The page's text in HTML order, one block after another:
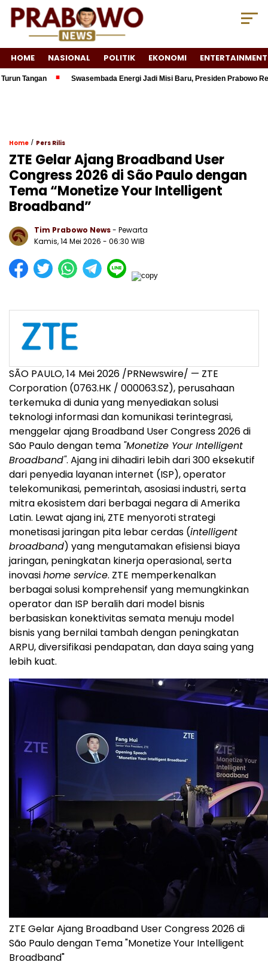
HOME NASIONAL POLITIK EKONOMI ENTERTAINMENT
Swasembada Energi Jadi Misi Baru, Presiden Prabowo
Home / Pers Rilis
ZTE Gelar Ajang Broadband User
Congress 2026 di São Paulo dengan
Tema “Monetize Your Intelligent
Broadband”
Tim Prabowo News- Pewarta
Kamis, 14 Mei 2026 - 06:30 WIB
SÃO PAULO,14 Mei 2026 /PRNewswire/ — ZTE
Corporation (0763.HK / 000063.SZ), perusahaan
terkemuka di dunia yang menyediakan solusi
teknologi informasi dan komunikasi terintegrasi,
menggelar ajang Broadband User Congress 2026 di
São Paulo dengan tema "Monetize Your Intelligent
Broadband". Ajang ini dihadiri lebih dari 300 eksekutif
dari penyedia layanan internet (ISP), operator
telekomunikasi, pemerintah, asosiasi industri, serta
mitra ekosistem dari berbagai negara di Amerika
Latin. Lewat ajang ini, ZTE menyoroti strategi
monetisasi jaringan pita lebar cerdas (intelligent
broadband) yang mengutamakan efisiensi biaya
jaringan, peningkatan kinerja operasional, serta
inovasihome service. ZTE memperkenalkan
berbagai solusi komprehensif yang memungkinkan
operator dan ISP beralih dari model bisnis
berbasiskan konektivitas semata menuju model
bisnis yang bernilai tambah dengan peningkatan
ARPU, diversifikasi pendapatan, dan daya saing yang
lebih kuat.
ZTE Gelar Ajang Broadband User Congress 2026 di
São Paulo dengan Tema "Monetize Your Intelligent
Broadband"